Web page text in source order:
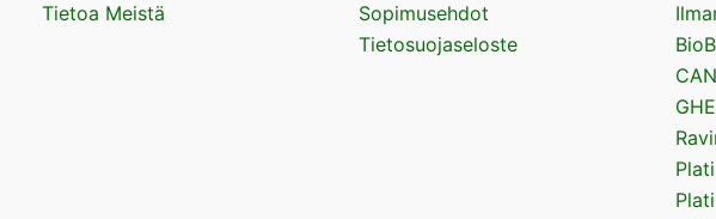
Tietoa Meistä
Sopimusehdot
Tietosuojaseloste